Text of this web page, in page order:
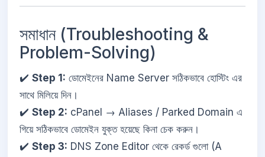
সমাধান (Troubleshooting &
Problem-Solving)
✔️ Step 1: ডোমেইনের Name Server সঠিকভাবে হোস্টিং এর
সাথে মিলিয়ে দিন।
✔️ Step 2: cPanel → Aliases / Parked Domain এ
গিয়ে সঠিকভাবে ডোমেইন যুক্ত হয়েছে কিনা চেক করুন।
✔️ Step 3: DNS Zone Editor থেকে রেকর্ড গুলো (A